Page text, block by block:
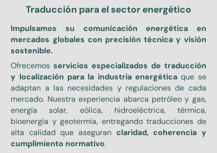
Traducción para el sector energético
Impulsamos su comunicación energética en
mercados globales con precisión técnica y visión
sostenible.
Ofrecemosservicios especializados de traducción
y localización para la industria energéticaque se
adaptan a las necesidades y regulaciones de cada
mercado. Nuestra experiencia abarca petróleo y gas,
energía solar, eólica, hidroeléctrica, térmica,
bioenergía y geotermia, entregando traducciones de
alta calidad que aseguran claridad, coherencia y
cumplimiento normativo.